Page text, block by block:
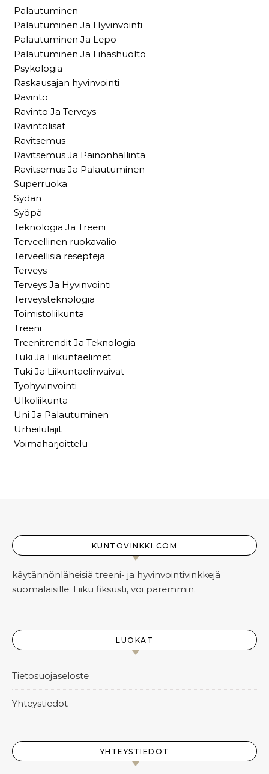
Palautuminen
Palautuminen Ja Hyvinvointi
Palautuminen Ja Lepo
Palautuminen Ja Lihashuolto
Psykologia
Raskausajan hyvinvointi
Ravinto
Ravinto Ja Terveys
Ravintolisät
Ravitsemus
Ravitsemus Ja Painonhallinta
Ravitsemus Ja Palautuminen
Superruoka
Sydän
Syöpä
Teknologia Ja Treeni
Terveellinen ruokavalio
Terveellisiä reseptejä
Terveys
Terveys Ja Hyvinvointi
Terveysteknologia
Toimistoliikunta
Treeni
Treenitrendit Ja Teknologia
Tuki Ja Liikuntaelimet
Tuki Ja Liikuntaelinvaivat
Tyohyvinvointi
Ulkoliikunta
Uni Ja Palautuminen
Urheilulajit
Voimaharjoittelu
KUNTOVINKKI.COM
käytännönläheisiä treeni- ja hyvinvointivinkkejä
suomalaisille. Liiku fiksusti, voi paremmin.
LUOKAT
Tietosuojaseloste
Yhteystiedot
YHTEYSTIEDOT